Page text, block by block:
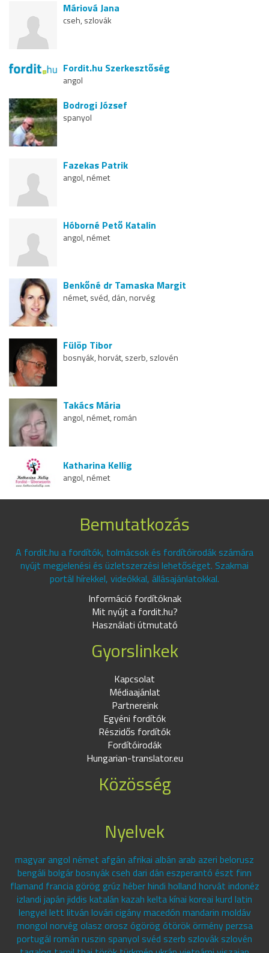
Máriová Jana
cseh, szlovák
Fordit.hu Szerkesztőség
angol
Bodrogi József
spanyol
Fazekas Patrik
angol, német
Hóborné Pető Katalin
angol, német
Benkőné dr Tamaska Margit
német, svéd, dán, norvég
Fülöp Tibor
bosnyák, horvát, szerb, szlovén
Takács Mária
angol, német, román
Katharina Kellig
angol, német
Bemutatkozás
A fordit.hu a fordítók, tolmácsok és fordítóirodák számára
nyújt megjelenési és üzletszerzési lehetőséget. Szakmai
portál hírekkel, videókkal, állásajánlatokkal.
Információ fordítóknak
Mit nyújt a fordit.hu?
Használati útmutató
Gyorslinkek
Kapcsolat
Médiaajánlat
Partnereink
Egyéni fordítók
Részidős fordítók
Fordítóirodák
Hungarian-translator.eu
Közösség
Nyelvek
magyar angol német afgán afrikai albán arab azeri belorusz
bengáli bolgár bosnyák cseh dari dán eszperantó észt finn
flamand francia görög grúz héber hindi holland horvát indonéz
izlandi japán jiddis katalán kazah kelta kínai koreai kurd latin
lengyel lett litván lovári cigány macedón mandarin moldáv
mongol norvég olasz orosz ógörög ótörök örmény perzsa
portugál román ruszin spanyol svéd szerb szlovák szlovén